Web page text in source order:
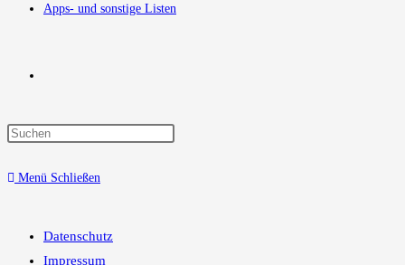
Apps- und sonstige Listen
Suche
Menü Schließen
Datenschutz
Impressum